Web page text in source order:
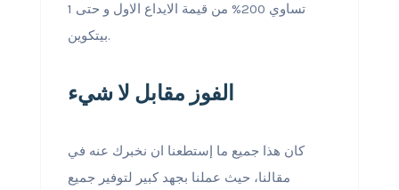
تساوي 200% من قيمة الايداع الاول و حتى 1
بيتكوين.
الفوز مقابل لا شيء
كان هذا جميع ما إستطعنا ان نخبرك عنه في
مقالنا، حيث عملنا بجهد كبير لتوفير جميع